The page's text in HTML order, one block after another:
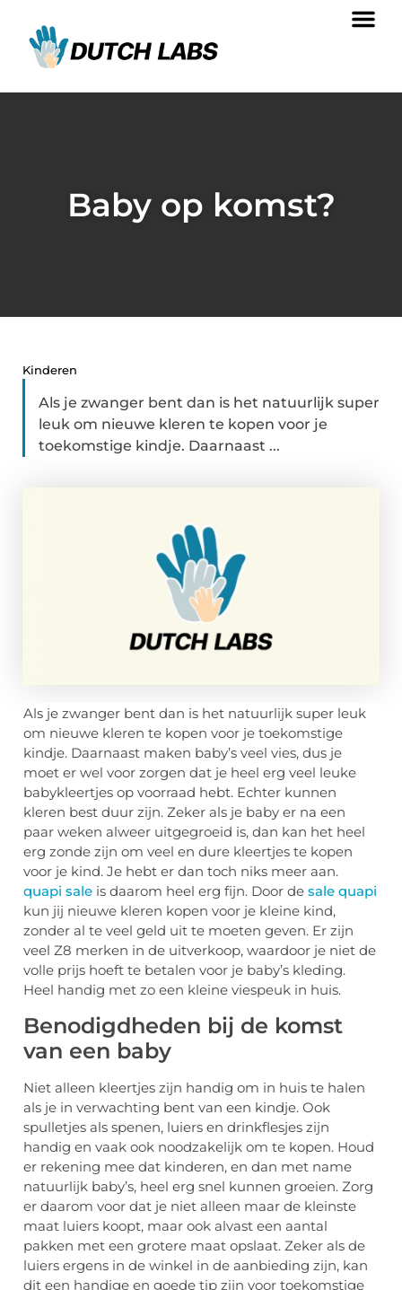
Baby op komst?
Kinderen
Als je zwanger bent dan is het natuurlijk super
leuk om nieuwe kleren te kopen voor je
toekomstige kindje. Daarnaast ...
Als je zwanger bent dan is het natuurlijk super leuk
om nieuwe kleren te kopen voor je toekomstige
kindje. Daarnaast maken baby’s veel vies, dus je
moet er wel voor zorgen dat je heel erg veel leuke
babykleertjes op voorraad hebt. Echter kunnen
kleren best duur zijn. Zeker als je baby er na een
paar weken alweer uitgegroeid is, dan kan het heel
erg zonde zijn om veel en dure kleertjes te kopen
voor je kind. Je hebt er dan toch niks meer aan.
quapi sale is daarom heel erg fijn. Door de sale quapi
kun jij nieuwe kleren kopen voor je kleine kind,
zonder al te veel geld uit te moeten geven. Er zijn
veel Z8 merken in de uitverkoop, waardoor je niet de
volle prijs hoeft te betalen voor je baby’s kleding.
Heel handig met zo een kleine viespeuk in huis.
Benodigdheden bij de komst
van een baby
Niet alleen kleertjes zijn handig om in huis te halen
als je in verwachting bent van een kindje. Ook
spulletjes als spenen, luiers en drinkflesjes zijn
handig en vaak ook noodzakelijk om te kopen. Houd
er rekening mee dat kinderen, en dan met name
natuurlijk baby’s, heel erg snel kunnen groeien. Zorg
er daarom voor dat je niet alleen maar de kleinste
maat luiers koopt, maar ook alvast een aantal
pakken met een grotere maat opslaat. Zeker als de
luiers ergens in de winkel in de aanbieding zijn, kan
dit een handige en goede tip zijn voor toekomstige